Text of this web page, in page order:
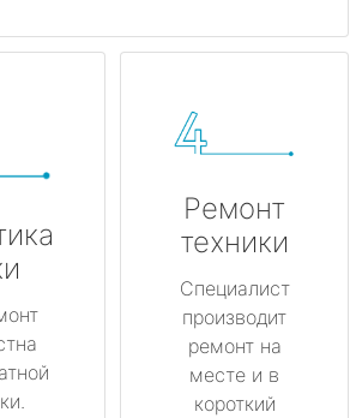
Ремонт
техники
Специалист
производит
ремонт на
месте и в
короткий